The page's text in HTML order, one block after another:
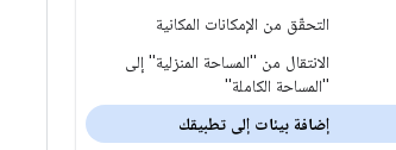
التحقّق من الإمكانات المكانية
الانتقال من "المساحة المنزلية" إلى
"المساحة الكاملة"
إضافة بيئات إلى تطبيقك